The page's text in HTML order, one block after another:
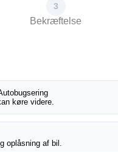
3
Bekræftelse
køre videre.
oplåsning af bil.